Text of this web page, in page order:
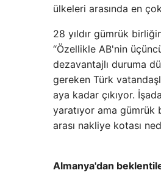
ülkeleri arasında en
28 yıldır gümrük
“Özellikle AB'nin
dezavantajlı duruma
gereken Türk
aya kadar çıkıyor.
yaratıyor ama gümrük
arası nakliye kotası
Almanya'dan